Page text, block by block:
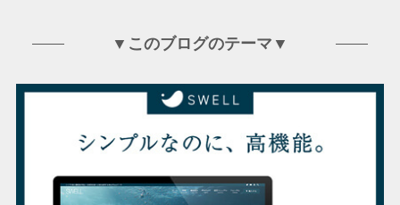
▼このブログのテーマ▼